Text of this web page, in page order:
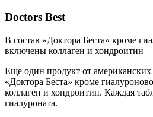
Doctors Best
В состав «Доктора Беста» кроме
включены коллаген и хондроитин
Еще один продукт от
«Доктора Беста» кроме
коллаген и хондроитин. Каждая
гиалуроната.